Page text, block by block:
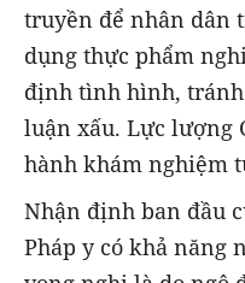
truyền để nhân dân
dụng thực phẩm
định tình hình,
luận xấu. Lực lượng
hành khám nghiệm
Nhận định ban đầu
Pháp y có khả năng